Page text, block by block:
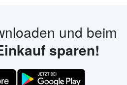
und beim
sparen!